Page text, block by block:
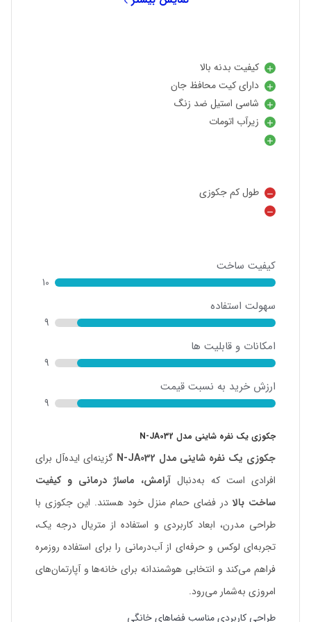
کیفیت بدنه بالا
دارای کیت محافظ جان
شاسی استیل ضد زنگ
زیرآب اتومات
طول کم جکوزی
کیفیت ساخت
10
سهولت استفاده
9
امکانات و قابلیت ها
9
ارزش خرید به نسبت قیمت
9
جکوزی یک نفره شاینی مدل N-JA032
جکوزی یک نفره شاینی مدل N-JA032
گزینه‌ای ایده‌آل برای
افرادی است که به‌دنبال آرامش، ماساژ درمانی و کیفیت
ساخت بالادر فضای حمام منزل خود هستند. این جکوزی با
طراحی مدرن، ابعاد کاربردی و استفاده از متریال درجه یک،
تجربه‌ای لوکس و حرفه‌ای از آب‌درمانی را برای استفاده روزمره
فراهم می‌کند و انتخابی هوشمندانه برای خانه‌ها و آپارتمان‌های
امروزی به‌شمار می‌رود.
طراحی کاربردی مناسب فضاهای خانگی